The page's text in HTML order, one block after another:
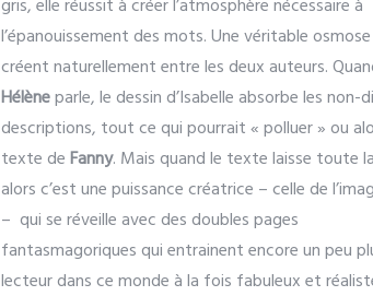
gris, elle réussit à créer l’atmosphère nécessaire à
l’épanouissement des mots. Une véritable
créent naturellement entre les deux auteurs.
Hélèneparle, le dessin d’Isabelle absorbe les non-
descriptions, tout ce qui pourrait « polluer » ou
texte deFanny. Mais quand le texte laisse toute
alors c’est une puissance créatrice – celle de
– qui se réveille avec des doubles pages
fantasmagoriques qui entrainent encore un peu
lecteur dans ce monde à la fois fabuleux et